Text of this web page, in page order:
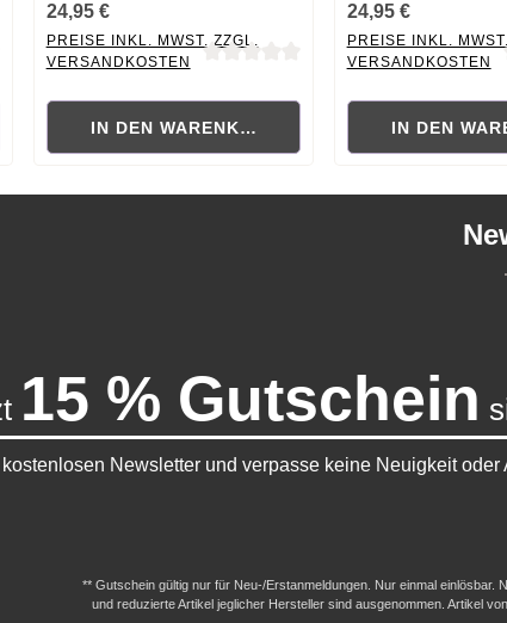
24,95 €
PREISE INKL. MWST. ZZGL.
VERSANDKOSTEN
IN DEN WARENKORB
24,95 €
PREISE INKL.
VERSANDKOSTEN
IN DEN
15 % Gutschein
Newsletter und verpasse keine Neuigkeit oder
** Gutschein gültig nur für Neu-/Erstanmeldungen. Nur einmal
und reduzierte Artikel jeglicher Hersteller sind ausgenommen. Artikel